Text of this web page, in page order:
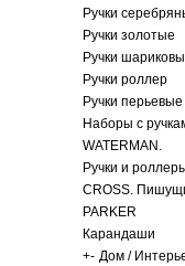
Ручки
Ручки золотые
Ручки
Ручки роллер
Ручки перьевые
Наборы с
WATERMAN.
Ручки и
CROSS.
PARKER
Карандаши
+- Дом /